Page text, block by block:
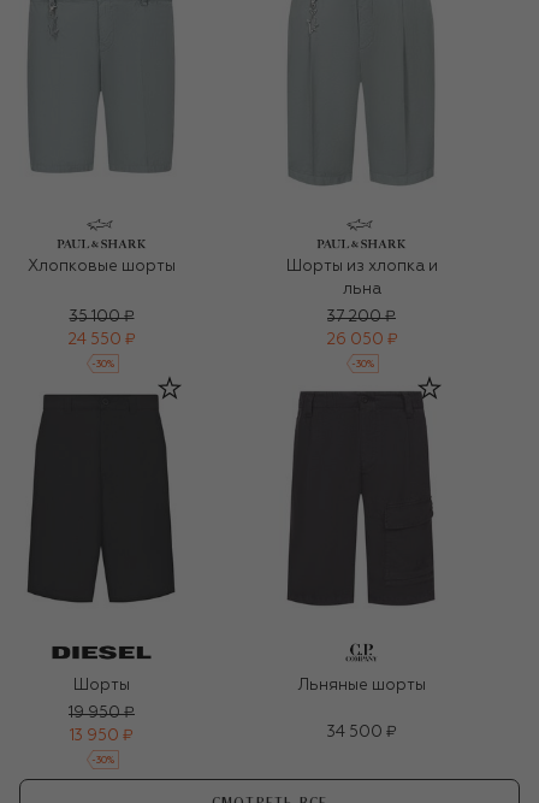
Хлопковые шорты
35 100 ₽
24 550 ₽
-30%
Шорты из хлопка и
льна
37 200 ₽
26 050 ₽
-30%
Шорты
19 950 ₽
13 950 ₽
-30%
Льняные шорты
34 500 ₽